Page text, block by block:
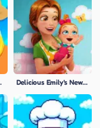
Delicious Emily's New Beginning